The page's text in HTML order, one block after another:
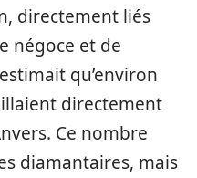
directement liés
négoce et de
qu’environ
directement
Ce nombre
diamantaires, mais